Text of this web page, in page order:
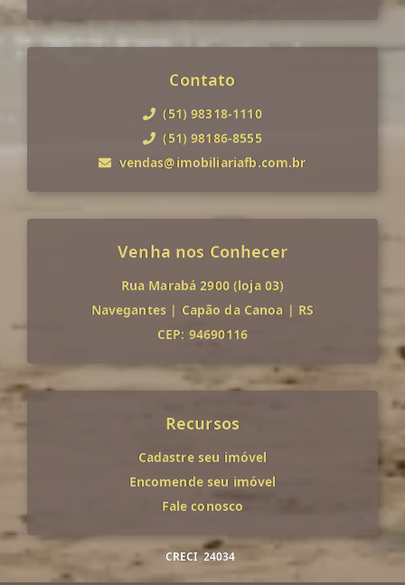
Contato
(51) 98318-1110
(51) 98186-8555
vendas@imobiliariafb.com.br
Venha nos Conhecer
Rua Marabá 2900 (loja 03)
Navegantes | Capão da Canoa | RS
CEP: 94690116
Recursos
Cadastre seu imóvel
Encomende seu imóvel
Fale conosco
CRECI 24034